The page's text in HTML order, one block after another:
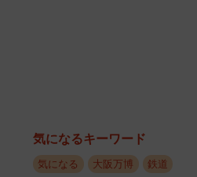
気になるキーワード
気になる 大阪万博 鉄道